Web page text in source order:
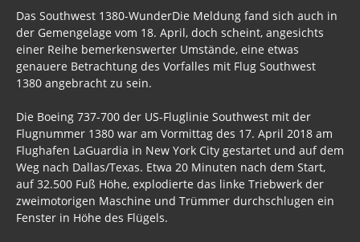
Das Southwest 1380-WunderDie Meldung fand sich auch in
der Gemengelage vom 18. April, doch scheint, angesichts
einer Reihe bemerkenswerter Umstände, eine etwas
genauere Betrachtung des Vorfalles mit Flug Southwest
1380 angebracht zu sein.
Die Boeing 737-700 der US-Fluglinie Southwest mit der
Flugnummer 1380 war am Vormittag des 17. April 2018 am
Flughafen LaGuardia in New York City gestartet und auf dem
Weg nach Dallas/Texas. Etwa 20 Minuten nach dem Start,
auf 32.500 Fuß Höhe, explodierte das linke Triebwerk der
zweimotorigen Maschine und Trümmer durchschlugen ein
Fenster in Höhe des Flügels.